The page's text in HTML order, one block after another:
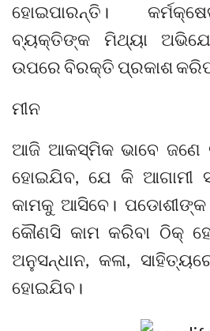
ହୋଇପାରନ୍ତି।
ବ୍ୟକ୍ତିଙ୍କ ମିଥ୍ୟା
ଉପରେ ବିରକ୍ତି ପ୍ରକାଶ
ମୀନ
ଆଜି ଆକସ୍ମିକ ଭାବେ ଜଣେ
ହୋଇଯିବ, ଯେ କି ଆଗାମୀ
କାମକୁ ଆସିବେ। ପଡୋଶୀଙ୍କ
କୌଣସି କାମ କରିବା ଠିକ୍‌
ଅନୁସନ୍ଧାନ, କଳା,
ହୋଇଯିବ।